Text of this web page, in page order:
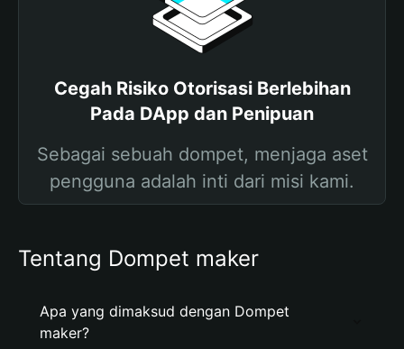
Cegah Risiko Otorisasi Berlebihan
Pada DApp dan Penipuan
Sebagai sebuah dompet, menjaga aset
pengguna adalah inti dari misi kami.
Tentang Dompet maker
Apa yang dimaksud dengan Dompet
maker?